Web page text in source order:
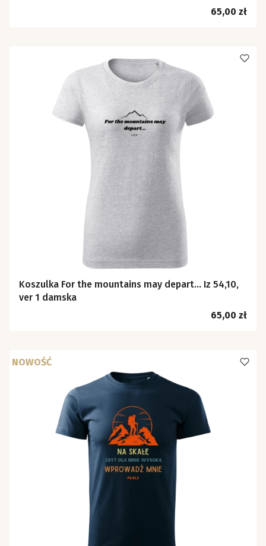
Cena
65,00 zł
Koszulka For the mountains may depart… Iz 54,10,
ver 1 damska
Cena
65,00 zł
NOWOŚĆ